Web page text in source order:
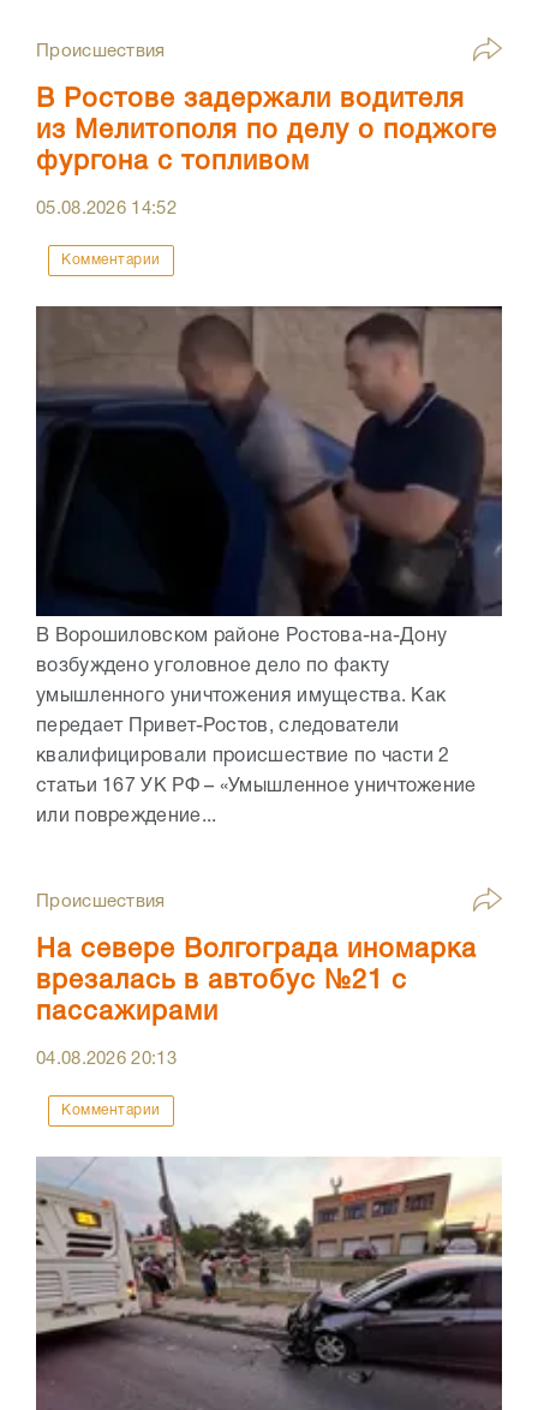
Происшествия
В Ростове задержали водителя
из Мелитополя по делу о поджоге
фургона с топливом
05.08.2026 14:52
Комментарии
В Ворошиловском районе Ростова-на-Дону
возбуждено уголовное дело по факту
умышленного уничтожения имущества. Как
передает Привет-Ростов, следователи
квалифицировали происшествие по части 2
статьи 167 УК РФ – «Умышленное уничтожение
или повреждение...
Происшествия
На севере Волгограда иномарка
врезалась в автобус №21 с
пассажирами
04.08.202620:13
Комментарии